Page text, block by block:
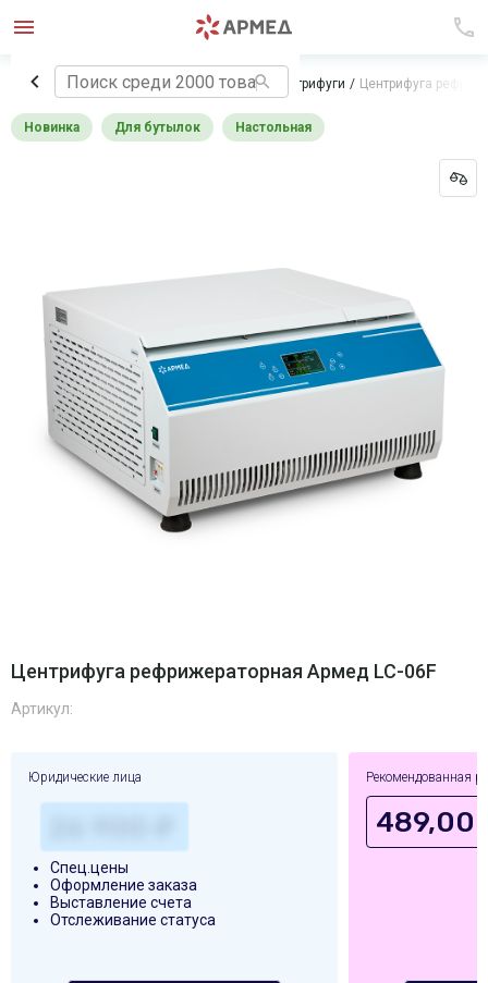
Главная Лабораторное оборудование Центрифуги Центрифуга
Новинка Для бутылок Настольная
Центрифуга рефрижераторная Армед LC-06F
Артикул:
Юридические лица
Спец.цены
Оформление заказа
Выставление счета
Отслеживание статуса
Рекомендованная